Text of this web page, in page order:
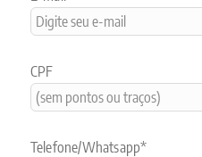
CPF
Telefone/Whatsapp*